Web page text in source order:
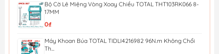
Bộ Cờ Lê Miệng Vòng Xoay Chiều TOTAL THT103RK066 8-
17MM
0₫
Máy Khoan Búa TOTAL TIDLI4216982 96N.m Không Chổi
Th...